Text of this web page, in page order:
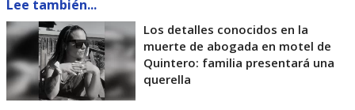
Lee también...
Los detalles conocidos en la
muerte de abogada en motel de
Quintero: familia presentará una
querella